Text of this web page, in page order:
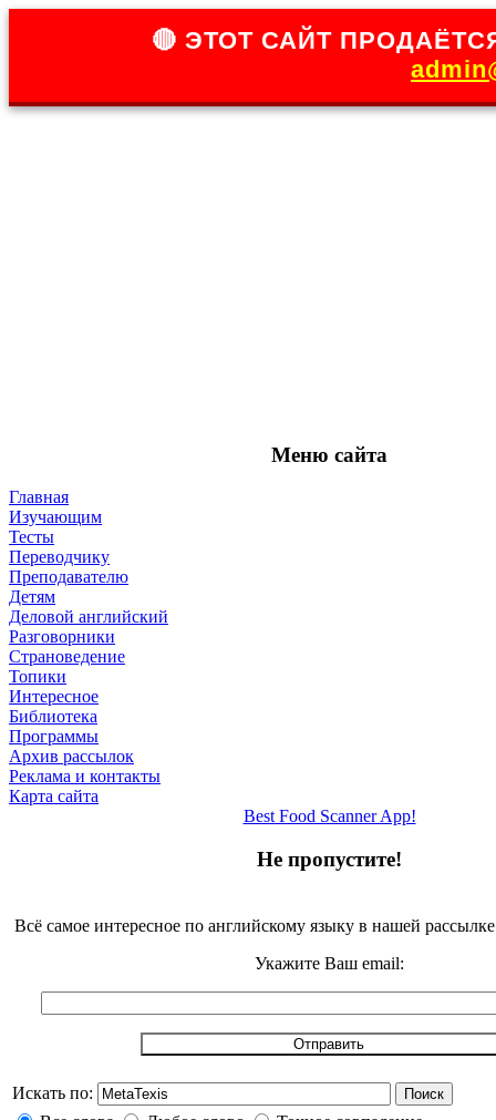
🔴 ЭТОТ САЙТ
Меню сайта
Главная
Изучающим
Тесты
Переводчику
Преподавателю
Детям
Деловой английский
Разговорники
Страноведение
Топики
Интересное
Библиотека
Программы
Архив рассылок
Реклама и контакты
Карта сайта
Best Food Scanner App!
Не пропустите!
Всё самое интересное по английскому языку в нашей
Укажите Ваш email:
Искать по: Поиск